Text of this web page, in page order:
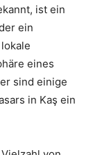
ist ein
ein
eines
sind einige
in Kaş ein